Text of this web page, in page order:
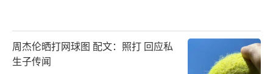
周杰伦晒打网球图 配文：照打 回应私
生子传闻